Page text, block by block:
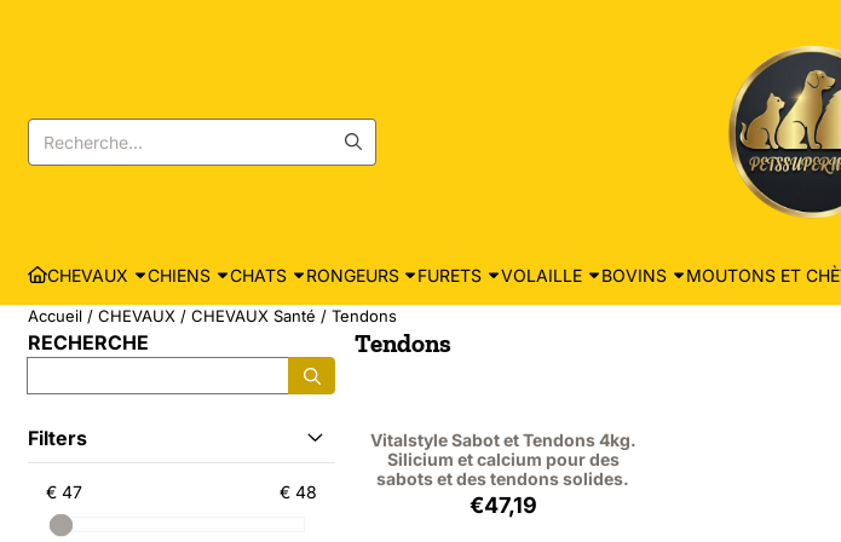
Rechercher
CHEVAUX CHIENS CHATS RONGEURS FURETS VOLAILLE BOVINS MOUTONS ET
Accueil / CHEVAUX / CHEVAUX Santé / Tendons
RECHERCHE
Filters
€ 47 € 48
Tendons
Vitalstyle Sabot et Tendons 4kg.
Silicium et calcium pour des
sabots et des tendons solides.
Prix: 47,19, hors TVA : 43,29
€47,19